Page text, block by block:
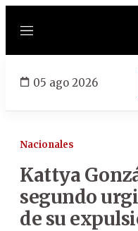
Menú
05 ago 2026
Nacionales
Kattya
segundo
de su